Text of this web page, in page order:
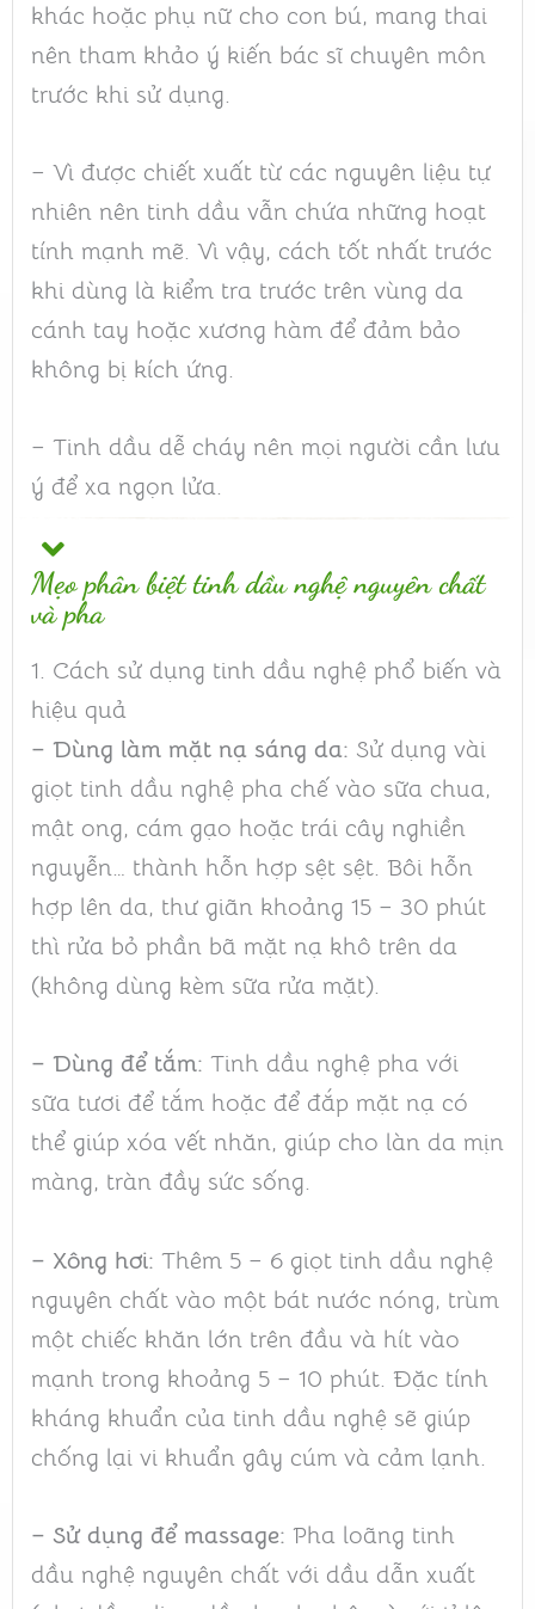
khác hoặc phụ nữ cho con bú, mang thai
nên tham khảo ý kiến bác sĩ chuyên môn
trước khi sử dụng.
– Vì được chiết xuất từ các nguyên liệu tự
nhiên nên tinh dầu vẫn chứa những hoạt
tính mạnh mẽ. Vì vậy, cách tốt nhất trước
khi dùng là kiểm tra trước trên vùng da
cánh tay hoặc xương hàm để đảm bảo
không bị kích ứng.
– Tinh dầu dễ cháy nên mọi người cần lưu
ý để xa ngọn lửa.
Mẹo phân biệt tinh dầu nghệ nguyên chất
và pha
1. Cách sử dụng tinh dầu nghệ phổ biến và
hiệu quả
– Dùng làm mặt nạ sáng da: Sử dụng vài
giọt tinh dầu nghệ pha chế vào sữa chua,
mật ong, cám gạo hoặc trái cây nghiền
nguyễn… thành hỗn hợp sệt sệt. Bôi hỗn
hợp lên da, thư giãn khoảng 15 – 30 phút
thì rửa bỏ phần bã mặt nạ khô trên da
(không dùng kèm sữa rửa mặt).
– Dùng để tắm: Tinh dầu nghệ pha với
sữa tươi để tắm hoặc để đắp mặt nạ có
thể giúp xóa vết nhăn, giúp cho làn da mịn
màng, tràn đầy sức sống.
– Xông hơi: Thêm 5 – 6 giọt tinh dầu nghệ
nguyên chất vào một bát nước nóng, trùm
một chiếc khăn lớn trên đầu và hít vào
mạnh trong khoảng 5 – 10 phút. Đặc tính
kháng khuẩn của tinh dầu nghệ sẽ giúp
chống lại vi khuẩn gây cúm và cảm lạnh.
– Sử dụng để massage: Pha loãng tinh
dầu nghệ nguyên chất với dầu dẫn xuất